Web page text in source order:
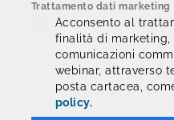
Trattamento dati marketing
Acconsento al
finalità di marketing,
comunicazioni
webinar, attraverso
posta cartacea,
policy.